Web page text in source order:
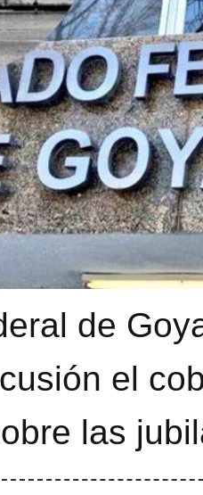
de
el
las